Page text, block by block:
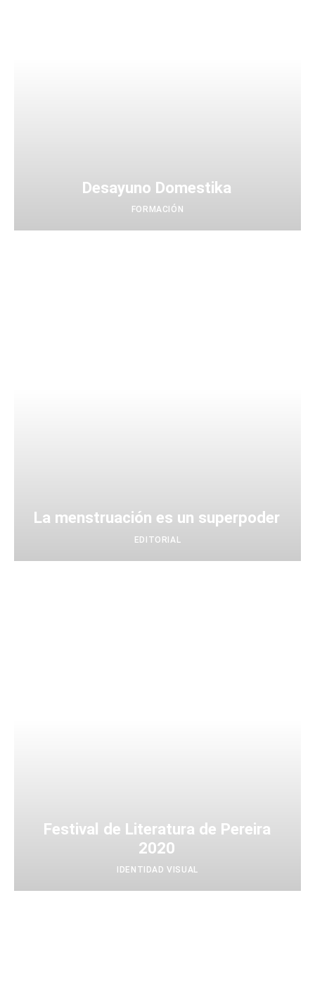
Desayuno Domestika
FORMACIÓN
La menstruación es un superpoder
EDITORIAL
Festival de Literatura de Pereira
2020
IDENTIDAD VISUAL